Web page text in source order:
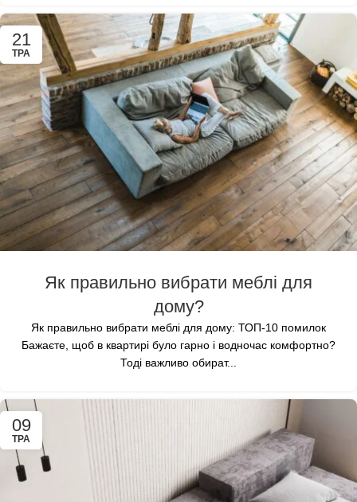
21
ТРА
Як правильно вибрати меблі для
дому?
Як правильно вибрати меблі для дому: ТОП-10 помилок
Бажаєте, щоб в квартирі було гарно і водночас комфортно?
Тоді важливо обират...
09
ТРА